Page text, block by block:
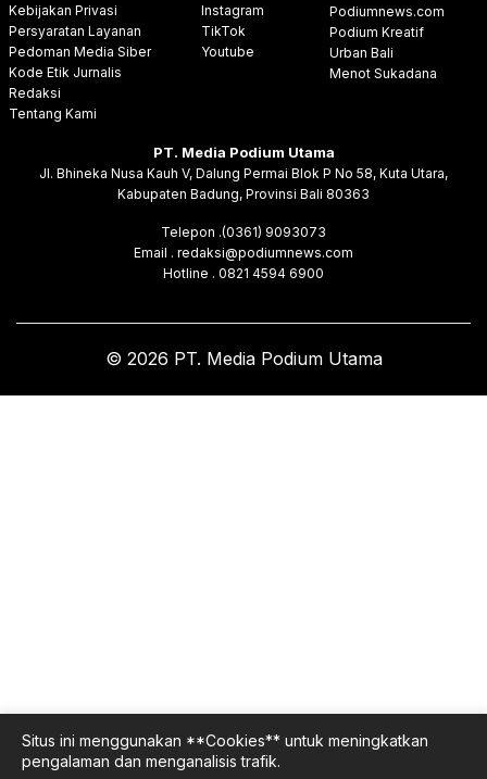
Kebijakan Privasi
Persyaratan Layanan
Pedoman Media Siber
Kode Etik Jurnalis
Redaksi
Tentang Kami
Instagram
TikTok
Youtube
Podiumnews.com
Podium Kreatif
Urban Bali
Menot Sukadana
PT. Media Podium Utama
Jl. Bhineka Nusa Kauh V, Dalung Permai Blok P No 58, Kuta Utara,
Kabupaten Badung, Provinsi Bali 80363
Telepon .(0361) 9093073
Email . redaksi@podiumnews.com
Hotline . 0821 4594 6900
© 2026 PT. Media Podium Utama
Situs ini menggunakan **Cookies** untuk meningkatkan
pengalaman dan menganalisis trafik.